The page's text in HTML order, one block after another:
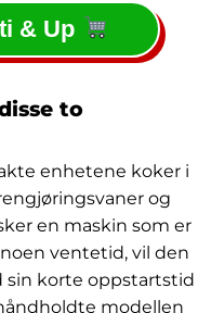
& Up
to
enhetene koker i
og
en maskin som er
ventetid, vil den
korte oppstartstid
modellen